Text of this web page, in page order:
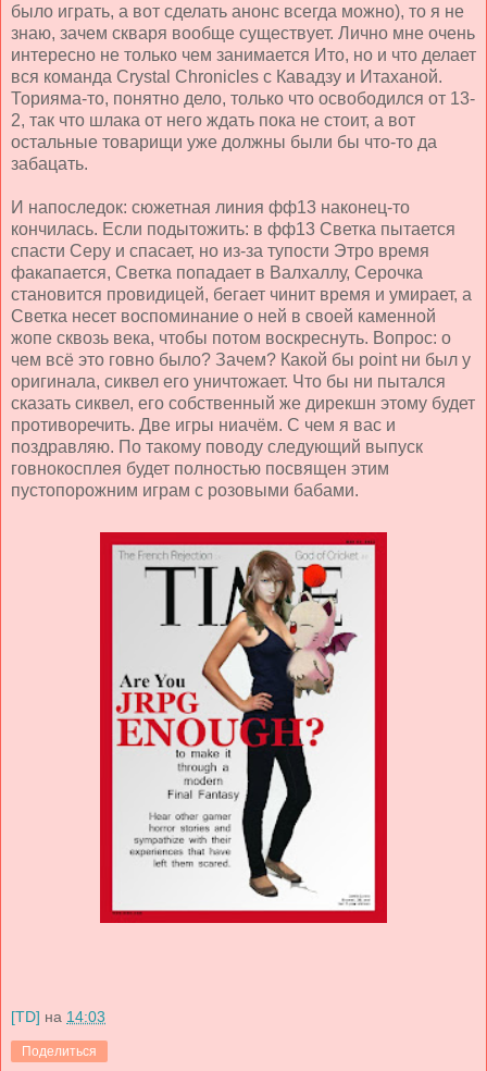
было играть, а вот сделать анонс всегда можно), то я не
знаю, зачем скваря вообще существует. Лично мне очень
интересно не только чем занимается Ито, но и что делает
вся команда Crystal Chronicles с Кавадзу и Итаханой.
Торияма-то, понятно дело, только что освободился от 13-
2, так что шлака от него ждать пока не стоит, а вот
остальные товарищи уже должны были бы что-то да
забацать.
И напоследок: сюжетная линия фф13 наконец-то
кончилась. Если подытожить: в фф13 Светка пытается
спасти Серу и спасает, но из-за тупости Этро время
факапается, Светка попадает в Валхаллу, Серочка
становится провидицей, бегает чинит время и умирает, а
Светка несет воспоминание о ней в своей каменной
жопе сквозь века, чтобы потом воскреснуть. Вопрос: о
чем всё это говно было? Зачем? Какой бы point ни был у
оригинала, сиквел его уничтожает. Что бы ни пытался
сказать сиквел, его собственный же дирекшн этому будет
противоречить. Две игры ниачём. С чем я вас и
поздравляю. По такому поводу следующий выпуск
говнокосплея будет полностью посвящен этим
пустопорожним играм с розовыми бабами.
[TD] на 14:03
Поделиться